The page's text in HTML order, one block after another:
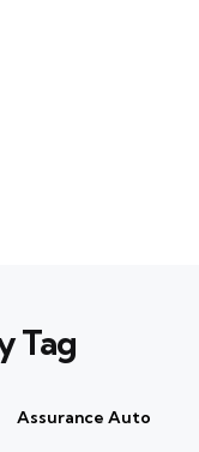
Tag
Assurance Auto